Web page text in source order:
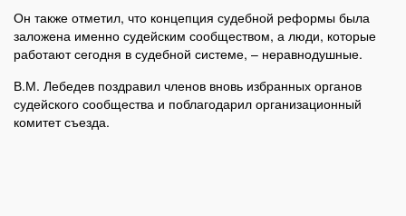
Он также отметил, что концепция судебной реформы была
заложена именно судейским сообществом, а люди, которые
работают сегодня в судебной системе, – неравнодушные.
В.М. Лебедев поздравил членов вновь избранных органов
судейского сообщества и поблагодарил организационный
комитет съезда.